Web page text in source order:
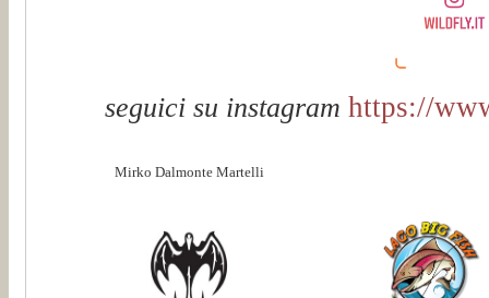
seguici su instagram https://
Mirko Dalmonte Martelli